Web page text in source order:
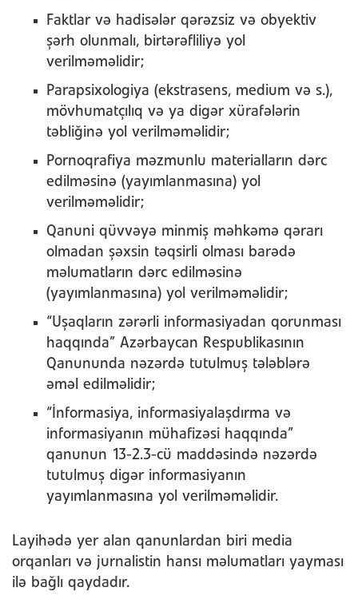
Faktlar və hadisələr qərəzsiz və obyektiv
şərh olunmalı, birtərəfliliyə yol
verilməməlidir;
Parapsixologiya (ekstrasens, medium və s.),
mövhumatçılıq və ya digər xürafələrin
təbliğinə yol verilməməlidir;
Pornoqrafiya məzmunlu materialların dərc
edilməsinə (yayımlanmasına) yol
verilməməlidir;
Qanuni qüvvəyə minmiş məhkəmə qərarı
olmadan şəxsin təqsirli olması barədə
məlumatların dərc edilməsinə
(yayımlanmasına) yol verilməməlidir;
“Uşaqların zərərli informasiyadan qorunması
haqqında” Azərbaycan Respublikasının
Qanununda nəzərdə tutulmuş tələblərə
əməl edilməlidir;
“İnformasiya, informasiyalaşdırma və
informasiyanın mühafizəsi haqqında”
qanunun 13-2.3-cü maddəsində nəzərdə
tutulmuş digər informasiyanın
yayımlanmasına yol verilməməlidir.
Layihədə yer alan qanunlardan biri media
orqanları və jurnalistin hansı məlumatları yayması
ilə bağlı qaydadır.